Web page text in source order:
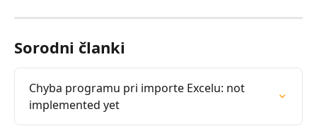
Sorodni članki
Chyba programu pri importe Excelu: not
implemented yet